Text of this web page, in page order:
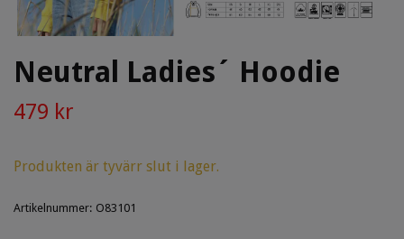
Neutral Ladies´ Hoodie
479 kr
Produkten är tyvärr slut i lager.
Artikelnummer: O83101